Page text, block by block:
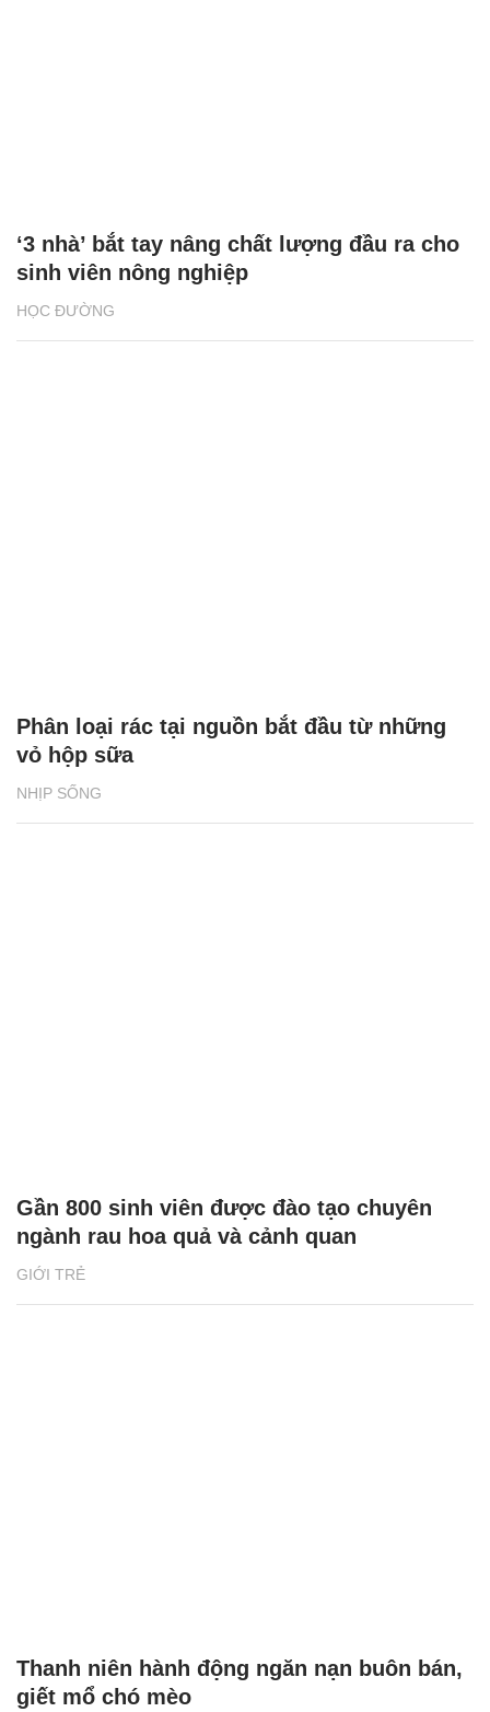
HỌC ĐƯỜNG
‘3 nhà’ bắt tay nâng chất lượng đầu ra cho
sinh viên nông nghiệp
NHỊP SỐNG
Phân loại rác tại nguồn bắt đầu từ những
vỏ hộp sữa
GIỚI TRẺ
Gần 800 sinh viên được đào tạo chuyên
ngành rau hoa quả và cảnh quan
Thanh niên hành động ngăn nạn buôn bán,
giết mổ chó mèo